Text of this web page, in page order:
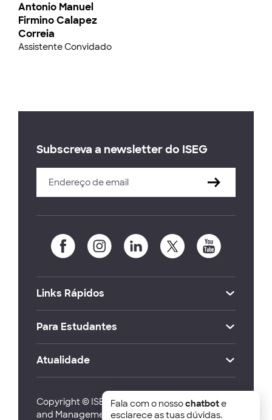
Antonio Manuel
Firmino Calapez
Correia
Assistente Convidado
Subscreva a newsletter do ISEG
Links Rápidos
Para Estudantes
Atualidade
Copyright © ISEG Lisbon School of Economics
and Management 2026
Fala com o nossochatbote
esclarece as tuas dúvidas.